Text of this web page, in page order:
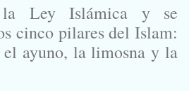
Ley Islámica y se
cinco pilares del Islam:
ayuno, la limosna y la